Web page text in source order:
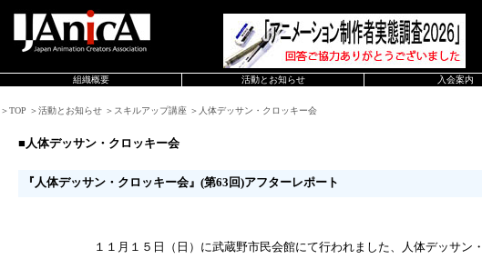
組織概要 活動とお知らせ 入会案内
＞TOP ＞活動とお知らせ ＞スキルアップ講座 ＞人体デッサン・クロッキー会
■人体デッサン・クロッキー会
『人体デッサン・クロッキー会』(第63回)アフターレポート
１１月１５日（日）に武蔵野市民会館にて行われました、人体デッサン